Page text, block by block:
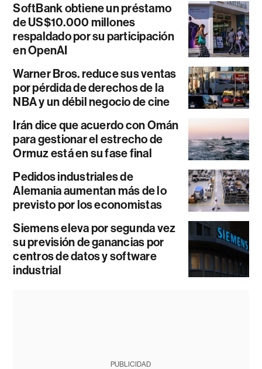
SoftBank obtiene un préstamo
de US$10.000 millones
respaldado por su participación
en OpenAI
Warner Bros. reduce sus ventas
por pérdida de derechos de la
NBA y un débil negocio de cine
Irán dice que acuerdo con Omán
para gestionar el estrecho de
Ormuz está en su fase final
Pedidos industriales de
Alemania aumentan más de lo
previsto por los economistas
Siemens eleva por segunda vez
su previsión de ganancias por
centros de datos y software
industrial
PUBLICIDAD